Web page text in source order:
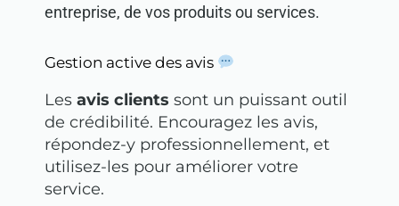
entreprise, de vos produits ou services.
Gestion active des avis
Les avis clients sont un puissant outil
de crédibilité. Encouragez les avis,
répondez-y professionnellement, et
utilisez-les pour améliorer votre
service.